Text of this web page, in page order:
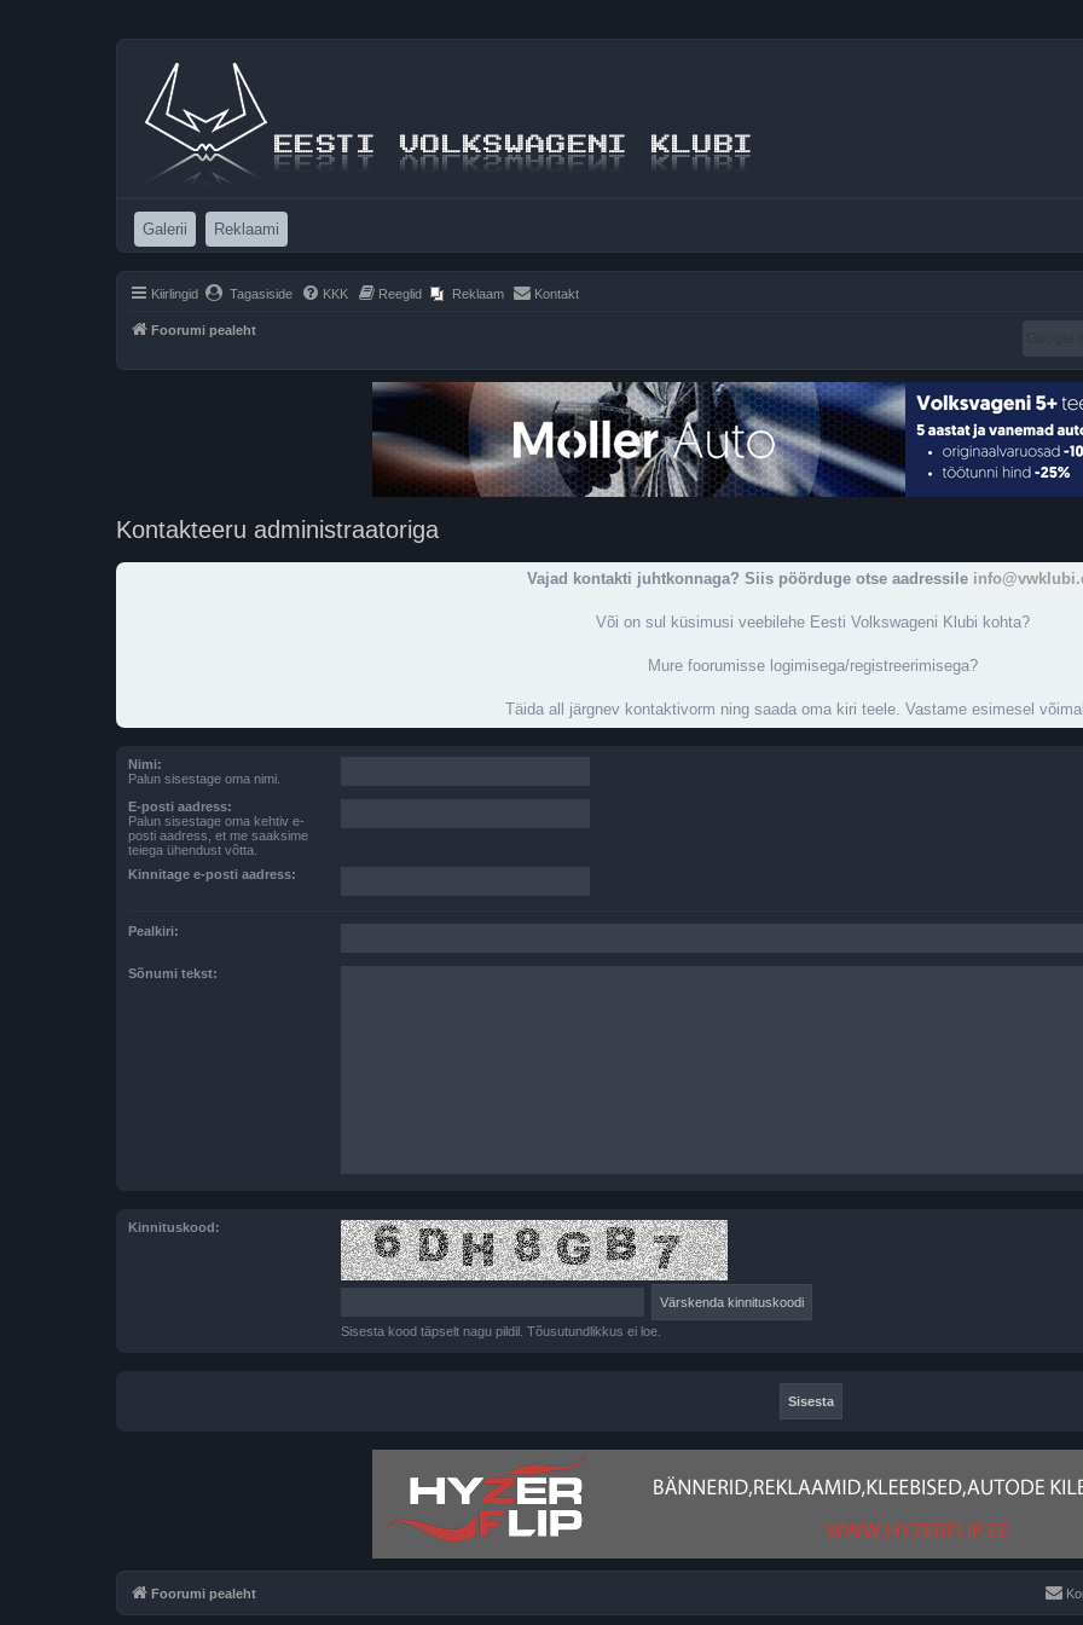
Galerii (Opens a new tab)
Reklaami
Kiirlingid Tagasiside KKK Reeglid Reklaam Kontakt
Foorumi pealeht
Kontakteeru administraatoriga
Vajad kontakti juhtkonnaga? Siis pöörduge otse aadressile
Või on sul küsimusi veebilehe Eesti Volkswageni Klubi kohta?
Mure foorumisse logimisega/registreerimisega?
Täida all järgnev kontaktivorm ning saada oma kiri teele. Vastame esimesel
Nimi:
Palun sisestage oma nimi.
E-posti aadress:
Palun sisestage oma kehtiv e-
posti aadress, et me saaksime
teiega ühendust võtta.
Kinnitage e-posti aadress:
Pealkiri:
Sõnumi tekst:
Kinnituskood:
Sisesta kood täpselt nagu pildil. Tõusutundlikkus ei loe.
Foorumi pealeht